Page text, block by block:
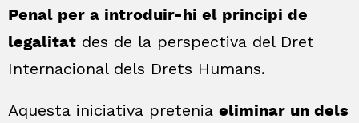
Penal per a introduir-hi el principi de
legalitat des de la perspectiva del Dret
Internacional dels Drets Humans.
Aquesta iniciativa pretenia eliminar un dels